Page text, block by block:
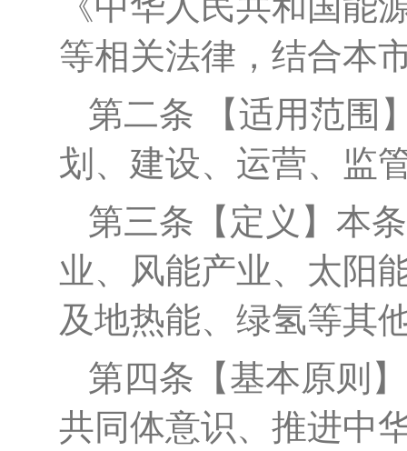
等相关法律，结合本
第二条
【适用范围
划、建设、运营、监
第三条 【 定义 】 本
业、风能产业、太阳
及地热能、绿氢等其
第四条 【基本原则】
共同体意识、推进中